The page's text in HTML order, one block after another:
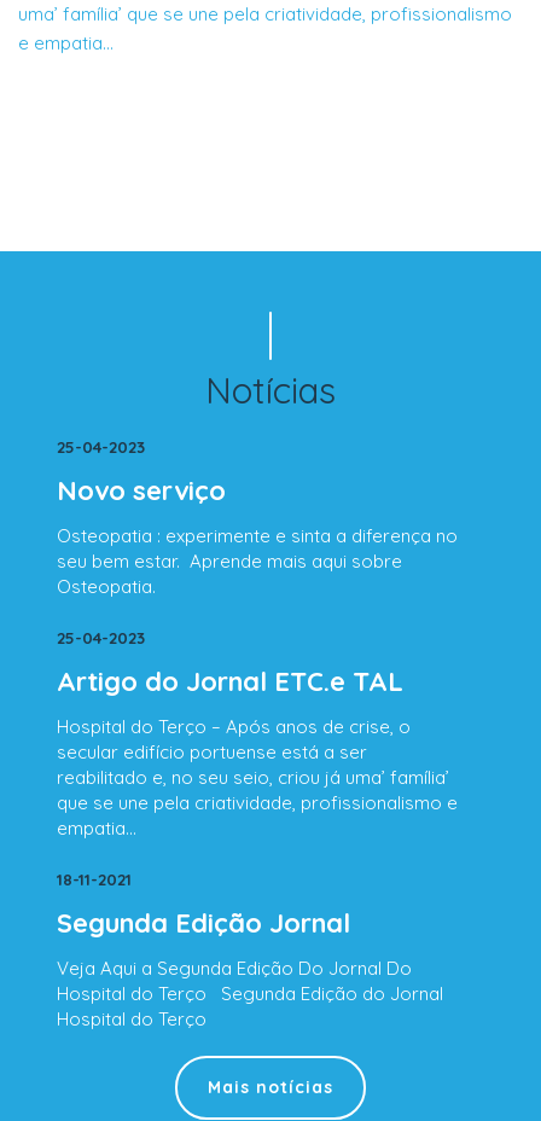
uma’ família’ que se une pela criatividade, profissionalismo
e empatia…
Notícias
25-04-2023
Novo serviço
Osteopatia : experimente e sinta a diferença no
seu bem estar. Aprende mais aqui sobre
Osteopatia.
25-04-2023
Artigo do Jornal ETC.e TAL
Hospital do Terço – Após anos de crise, o
secular edifício portuense está a ser
reabilitado e, no seu seio, criou já uma’ família’
que se une pela criatividade, profissionalismo e
empatia…
18-11-2021
Segunda Edição Jornal
Veja Aqui a Segunda Edição Do Jornal Do
Hospital do Terço Segunda Edição do Jornal
Hospital do Terço
Mais notícias